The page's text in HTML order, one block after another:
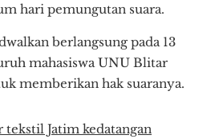
hari pemungutan suara.
berlangsung pada 13
mahasiswa UNU Blitar
memberikan hak suaranya.
tekstil Jatim kedatangan